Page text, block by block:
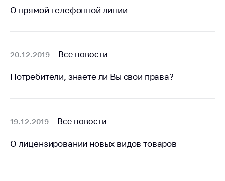
Прямaя телефоннaя
обращения
Сообщить о росте
медицинские
изделия
О прямой телефонной линии
20.12.2019 Все новости
Потребители, знаете ли Вы свои права?
19.12.2019 Все новости
О лицензировании новых видов товаров